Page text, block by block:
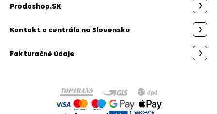
Prodoshop.SK
Kontakt a centrála na Slovensku
Fakturačné údaje